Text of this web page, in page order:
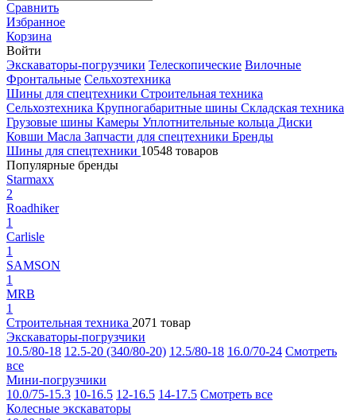
Сравнить
Избранное
Корзина
Войти
Экскаваторы-погрузчики Телескопические Вилочные
Фронтальные Сельхозтехника
Шины для спецтехники Строительная техника
Сельхозтехника Крупногабаритные шины Складская техника
Грузовые шины Камеры Уплотнительные кольца Диски
Ковши Масла Запчасти для спецтехники Бренды
Шины для спецтехники 10548 товаров
Популярные бренды
Starmaxx
2
Roadhiker
1
Carlisle
1
SAMSON
1
MRB
1
Строительная техника 2071 товар
Экскаваторы-погрузчики
10.5/80-18 12.5-20 (340/80-20) 12.5/80-18 16.0/70-24 Смотреть
все
Мини-погрузчики
10.0/75-15.3 10-16.5 12-16.5 14-17.5 Смотреть все
Колесные экскаваторы